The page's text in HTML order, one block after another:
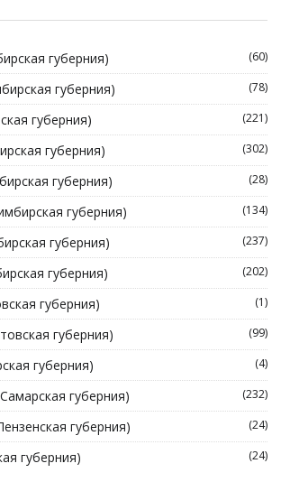
губерния) (60)
губерния) (78)
губерния) (221)
губерния) (302)
губерния) (28)
губерния) (134)
губерния) (237)
губерния) (202)
губерния) (1)
губерния) (99)
губерния) (4)
губерния) (232)
губерния) (24)
губерния) (24)